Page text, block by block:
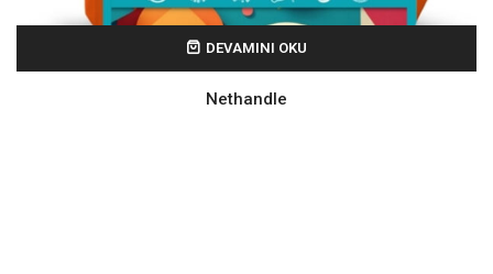
DEVAMINI OKU
Nethandle